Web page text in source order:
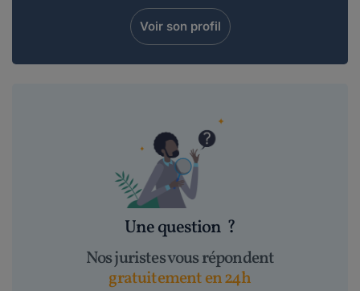
Voir son profil
Une question ?
Nos juristes vous répondent
gratuitement en 24h